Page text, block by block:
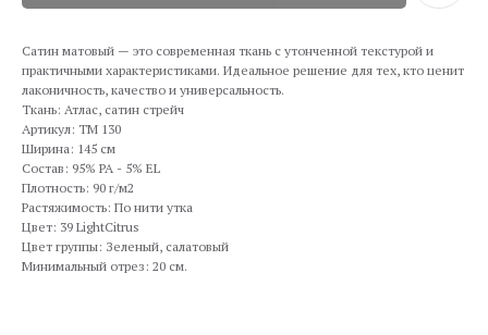
Сатин матовый — это современная ткань с утонченной текстурой и
практичными характеристиками. Идеальное решение для тех, кто ценит
лаконичность, качество и универсальность.
Ткань: Атлас, сатин стрейч
Артикул: TM 130
Ширина: 145 см
Состав: 95% PA - 5% EL
Плотность: 90 г/м2
Растяжимость: По нити утка
Цвет: 39 LightCitrus
Цвет группы: Зеленый, салатовый
Минимальный отрез: 20 см.